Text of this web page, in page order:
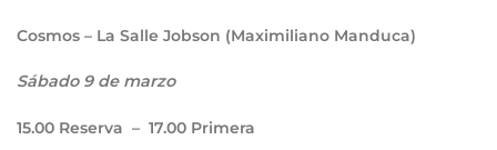
Cosmos – La Salle Jobson (Maximiliano Manduca)
Sábado 9 de marzo
15.00 Reserva – 17.00 Primera